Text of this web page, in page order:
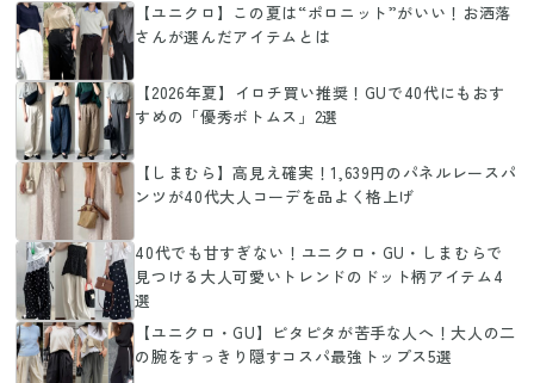
【ユニクロ】この夏は“ポロニット”がいい！お洒落
さんが選んだアイテムとは
【2026年夏】イロチ買い推奨！GUで40代にもおす
すめの「優秀ボトムス」2選
【しまむら】高見え確実！1,639円のパネルレースパ
ンツが40代大人コーデを品よく格上げ
40代でも甘すぎない！ユニクロ・GU・しまむらで
見つける大人可愛いトレンドのドット柄アイテム4
選
【ユニクロ・GU】ピタピタが苦手な人へ！大人の二
の腕をすっきり隠すコスパ最強トップス5選